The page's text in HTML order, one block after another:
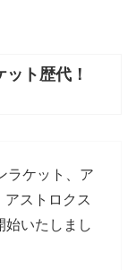
ト歴代！
ラケット、ア
アストロクス
始いたしまし